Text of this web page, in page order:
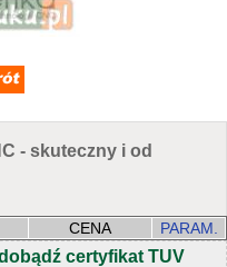
- skuteczny i od
CENA PARAM.
certyfikat TUV